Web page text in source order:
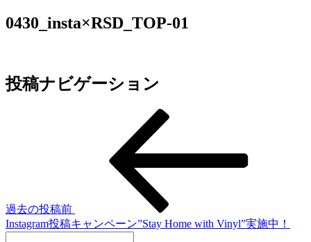
0430_insta×RSD_TOP-01
投稿ナビゲーション
過去の投稿前
Instagram投稿キャンペーン”Stay Home with Vinyl”実施中！